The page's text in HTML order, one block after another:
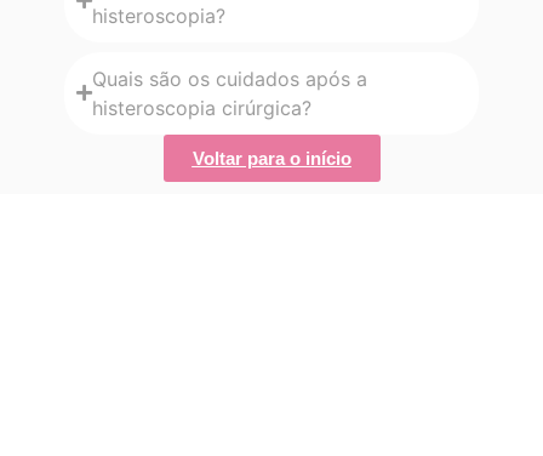
histeroscopia?
Quais são os cuidados após a
histeroscopia cirúrgica?
Voltar para o início